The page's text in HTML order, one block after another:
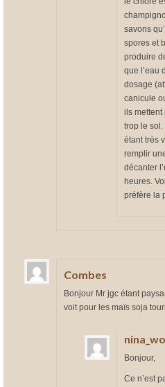
savons
spores et
produire
que l’eau
dosage
canicule
ils mettent
trop le
étant très
remplir
décanter
heures.
préfère la
Combes
Bonjour Mr jgc étant
voit pour les maïs soja
Bonjour,
Ce n’est